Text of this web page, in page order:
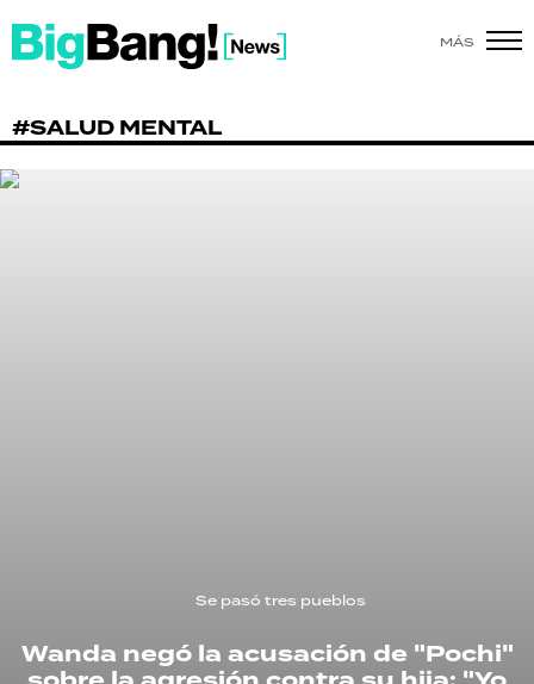
MÁS
#SALUD MENTAL
Se pasó tres pueblos
Wanda negó la acusación de "Pochi"
SHOW
POLÍTICA